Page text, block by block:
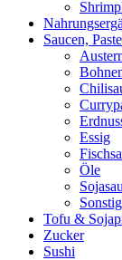
Saucen,
Essig
Öle
Tofu &
Zucker
Sushi